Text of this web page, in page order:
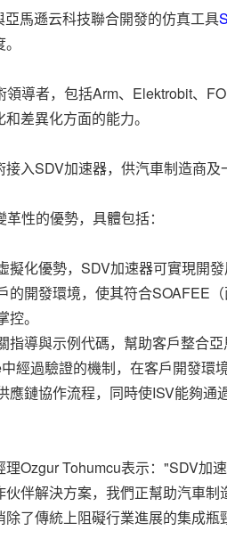
馬遜云科技聯合開發的仿真工具
導者，包括Arm、Elektrobit、
差異化方面的能力。
入SDV加速器，供汽車制造商及
性的優勢，具體包括：
擬化優勢，SDV加速器可實現開
的開發環境，使其符合SOAFEE
。
指導與示例代碼，幫助客戶整合
經過驗證的機制，在客戶開發環
應鏈協作流程，同時使ISV能夠
理Ozgur Tohumcu表示："SDV
伙伴解決方案，我們正幫助汽車
了傳統上阻礙行業進展的集成瓶